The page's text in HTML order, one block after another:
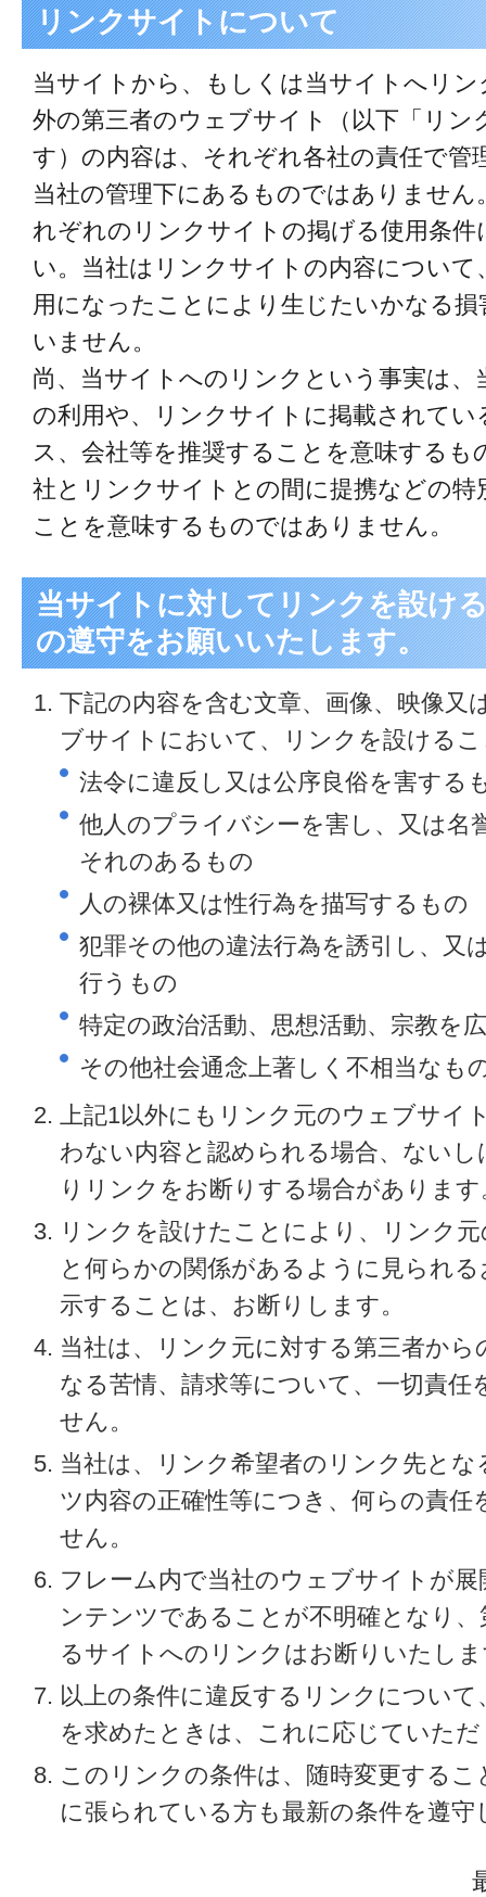
リンクサイトについて
当サイトから、もしくは当サイトへリ
外の第三者のウェブサイト（以下「リン
す）の内容は、それぞれ各社の責任で管
当社の管理下にあるものではありませ
れぞれのリンクサイトの掲げる使用条件
い。当社はリンクサイトの内容につい
用になったことにより生じたいかなる
いません。
尚、当サイトへのリンクという事実は
の利用や、リンクサイトに掲載されてい
ス、会社等を推奨することを意味するも
社とリンクサイトとの間に提携などの
ことを意味するものではありません。
当サイトに対してリンクを設け
の遵守をお願いいたします。
下記の内容を含む文章、画像、映像又
ブサイトにおいて、リンクを設ける
法令に違反し又は公序良俗を害する
他人のプライバシーを害し、又は名
それのあるもの
人の裸体又は性行為を描写するもの
犯罪その他の違法行為を誘引し、又
行うもの
特定の政治活動、思想活動、宗教を
その他社会通念上著しく不相当なも
上記1以外にもリンク元のウェブサイ
わない内容と認められる場合、ないし
りリンクをお断りする場合があります
リンクを設けたことにより、リンク
と何らかの関係があるように見られ
示することは、お断りします。
当社は、リンク元に対する第三者から
なる苦情、請求等について、一切責
せん。
当社は、リンク希望者のリンク先と
ツ内容の正確性等につき、何らの責
せん。
フレーム内で当社のウェブサイトが
ンテンツであることが不明確となり
るサイトへのリンクはお断りいたし
以上の条件に違反するリンクについ
を求めたときは、これに応じていた
このリンクの条件は、随時変更する
に張られている方も最新の条件を遵